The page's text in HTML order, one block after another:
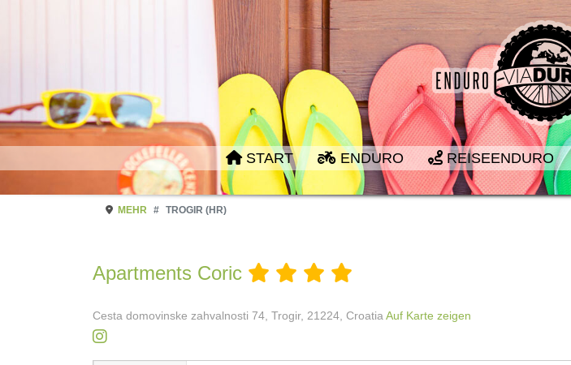
START ENDURO REISEENDURO
MEHR TROGIR (HR)
Apartments Coric
Cesta domovinske zahvalnosti 74, Trogir, 21224, Croatia Auf Karte zeigen